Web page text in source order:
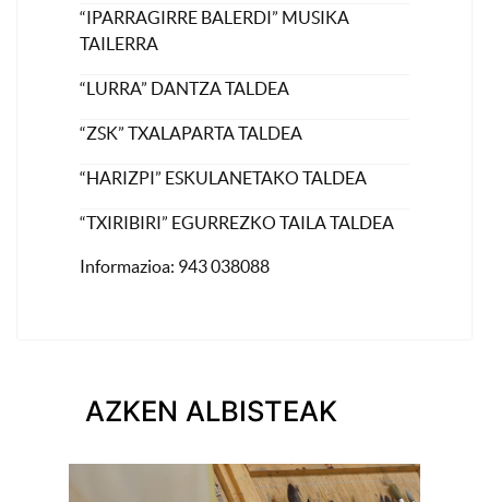
“IPARRAGIRRE BALERDI” MUSIKA
TAILERRA
“LURRA” DANTZA TALDEA
“ZSK” TXALAPARTA TALDEA
“HARIZPI” ESKULANETAKO TALDEA
“TXIRIBIRI” EGURREZKO TAILA TALDEA
Informazioa: 943 038088
AZKEN ALBISTEAK